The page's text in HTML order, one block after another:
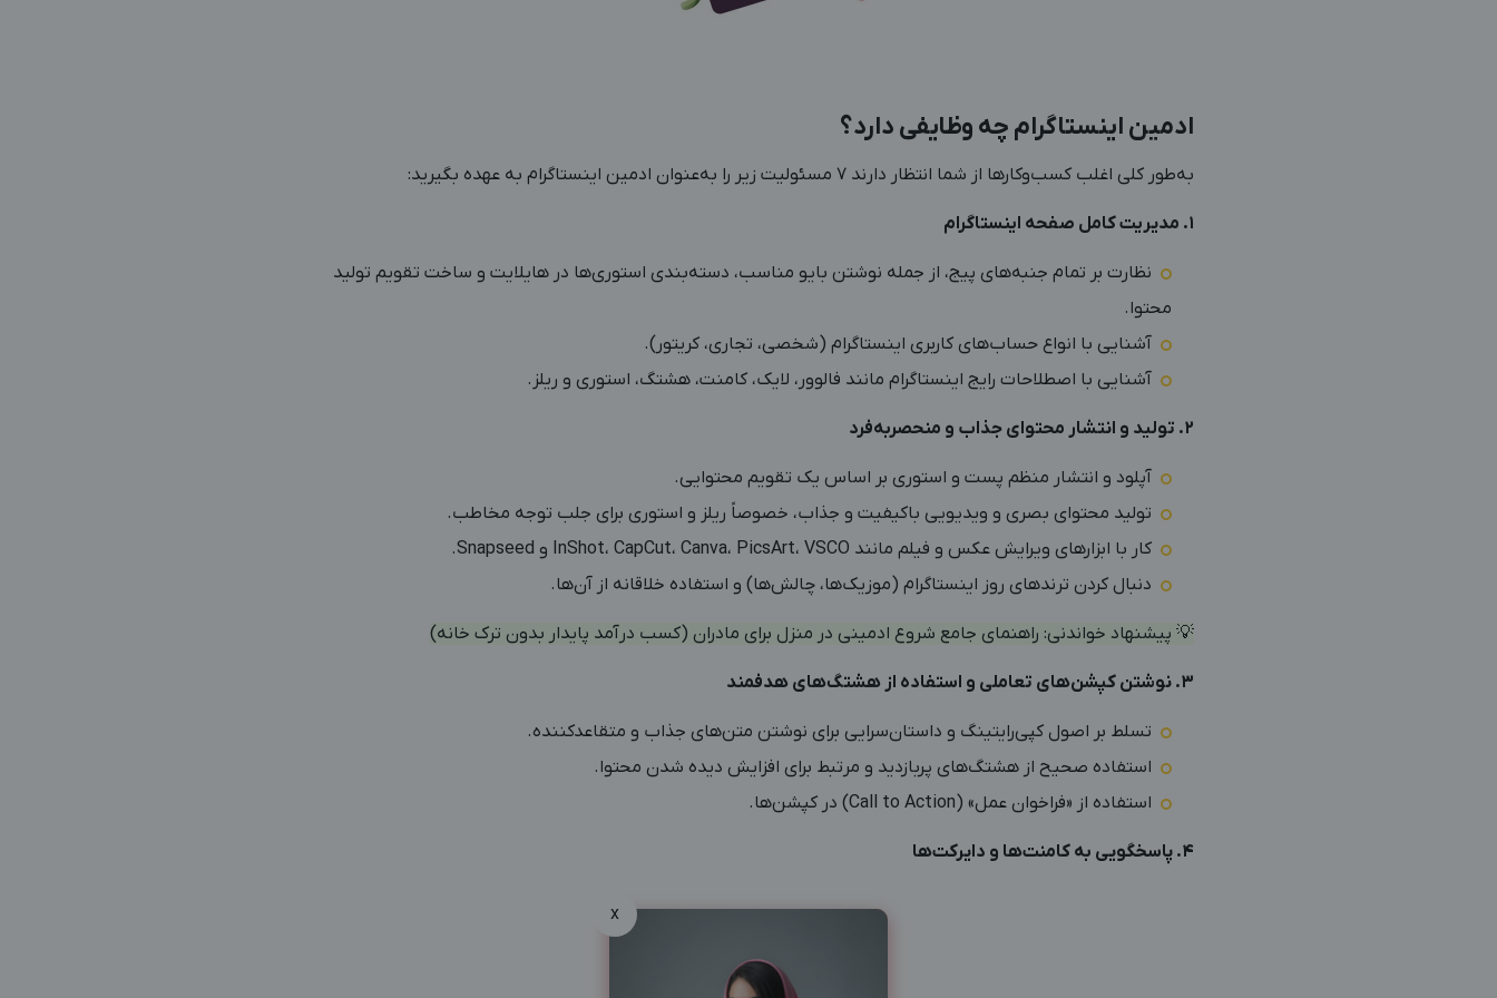
ادمین اینستاگرام چه وظایفی دارد؟
به‌طور کلی اغلب کسب‌و‌کارها از شما انتظار دارند ۷ مسئولیت زیر را به‌عنوان ادمین اینستاگرام به‌ عهده بگیرید:
۱. مدیریت کامل صفحه اینستاگرام
نظارت بر تمام جنبه‌های پیج، از جمله نوشتن بایو مناسب، دسته‌بندی استوری‌ها در هایلایت و ساخت تقویم تولید
محتوا.
آشنایی با انواع حساب‌های کاربری اینستاگرام (شخصی، تجاری، کریتور).
آشنایی با اصطلاحات رایج اینستاگرام مانند فالوور، لایک، کامنت، هشتگ، استوری و ریلز.
۲. تولید و انتشار محتوای جذاب و منحصربه‌فرد
آپلود و انتشار منظم پست و استوری بر اساس یک تقویم محتوایی.
تولید محتوای بصری و ویدیویی باکیفیت و جذاب، خصوصاً ریلز و استوری برای جلب توجه مخاطب.
کار با ابزارهای ویرایش عکس و فیلم مانند InShot، CapCut، Canva، PicsArt، VSCO و Snapseed.
دنبال کردن ترندهای روز اینستاگرام (موزیک‌ها، چالش‌ها) و استفاده خلاقانه از آن‌ها.
💡 پیشنهاد خواندنی: راهنمای جامع شروع ادمینی در منزل برای مادران (کسب درآمد پایدار بدون ترک خانه)
۳. نوشتن کپشن‌های تعاملی و استفاده از هشتگ‌های هدفمند
تسلط بر اصول کپی‌رایتینگ و داستان‌سرایی برای نوشتن متن‌های جذاب و متقاعدکننده.
استفاده صحیح از هشتگ‌های پربازدید و مرتبط برای افزایش دیده شدن محتوا.
استفاده از «فراخوان عمل» (Call to Action) در کپشن‌ها.
۴. پاسخگویی به کامنت‌ها و دایرکت‌ها
x